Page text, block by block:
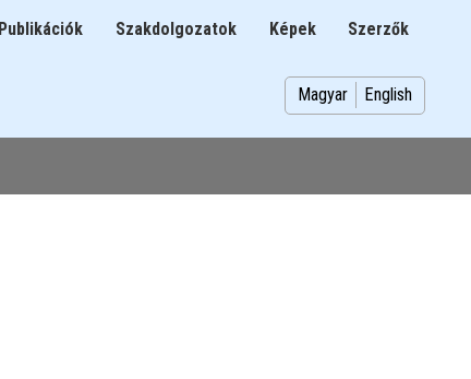
Publikációk Szakdolgozatok Képek Szerzők
Magyar English